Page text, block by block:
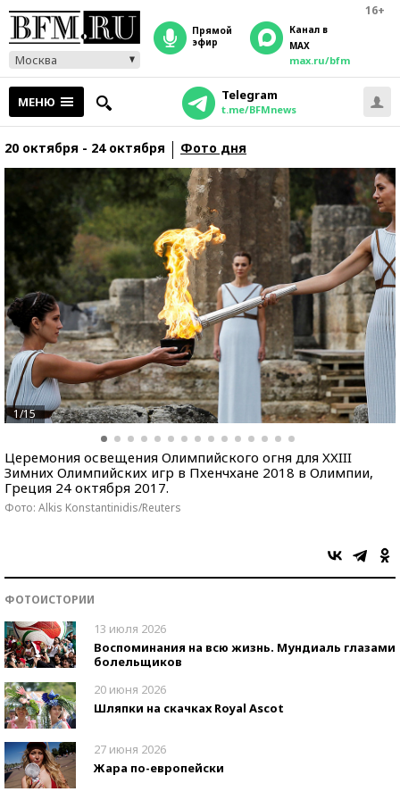
16+
Москва
прямой
эфир
Канал в
MAX
max.ru/bfm
МЕНЮ Telegram
t.me/BFMnews
20 октября - 24 октября Фото дня
1/15
Церемония освещения Олимпийского огня для XXIII
Зимних Олимпийских игр в Пхенчхане 2018 в Олимпии,
Греция 24 октября 2017.
Фото: Alkis Konstantinidis/Reuters
ФОТОИСТОРИИ
13 июля 2026
Воспоминания на всю жизнь. Мундиаль глазами
болельщиков
20 июня 2026
Шляпки на скачках Royal Ascot
27 июня 2026
Жара по-европейски